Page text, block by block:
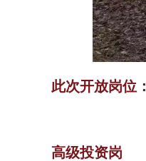
此次开放岗位：
高级投资岗